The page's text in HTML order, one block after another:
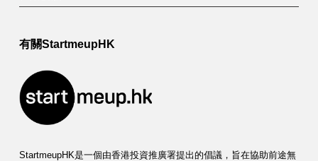
有關StartmeupHK
StartmeupHK是一個由香港投資推廣署提出的倡議，旨在協助前途無